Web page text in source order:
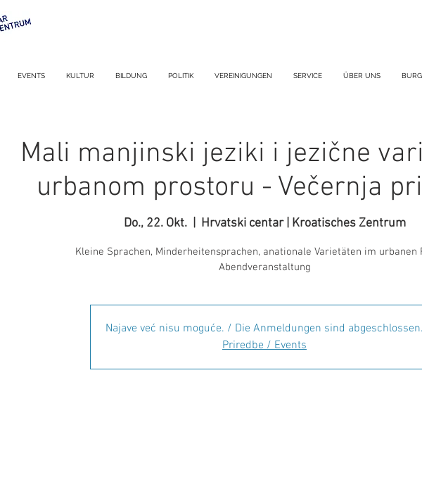
EVENTS KULTUR BILDUNG POLITIK VEREINIGUNGEN SERVICE ÜBER UNS
Mali manjinski jeziki i jezične
urbanom prostoru - Večernja
Do., 22. Okt.
  |
Hrvatski centar | Kroatisches Zentrum
Kleine Sprachen, Minderheitensprachen, anationale Varietäten im urbanen
Abendveranstaltung
Najave već nisu moguće. / Die Anmeldungen sind
Priredbe / Events